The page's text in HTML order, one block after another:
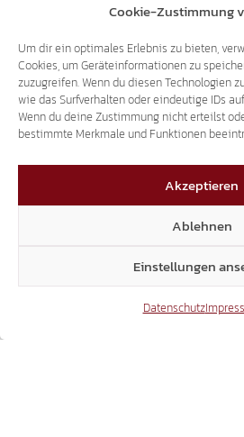
Cookie-Zustimmung
Um dir ein optimales Erlebnis zu bieten,
Cookies, um Geräteinformationen zu
zuzugreifen. Wenn du diesen Technologien
wie das Surfverhalten oder eindeutige IDs
Wenn du deine Zustimmung nicht erteilst
bestimmte Merkmale und Funktionen
Akzeptieren
Ablehnen
Einstellungen
Datenschutz
SICHERHEITSFRAGEN SIND
SPOTT UND BELEHRUNGEN